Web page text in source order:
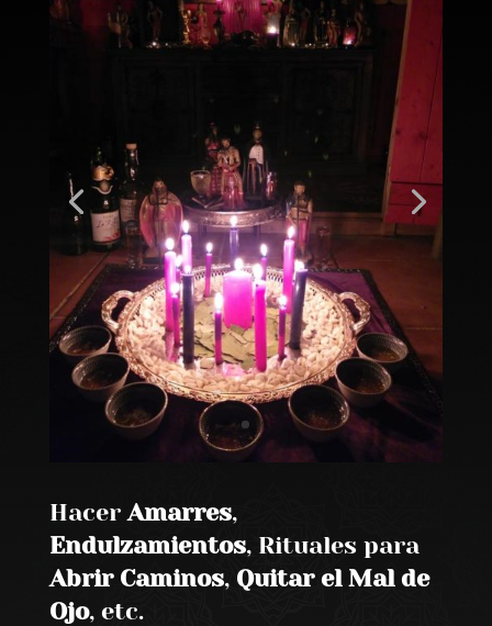
Hacer Amarres,
Endulzamientos, Rituales para
Abrir Caminos, Quitar el Mal de
Ojo, etc.